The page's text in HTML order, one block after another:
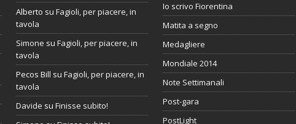
Alberto suFagioli, per piacere, in
tavola
Simone suFagioli, per piacere, in
tavola
Pecos Bill suFagioli, per piacere, in
tavola
Davide suFinisse subito!
Io scrivo Fiorentina
Matita a segno
Medagliere
Mondiale 2014
Note Settimanali
Post-gara
PostLight